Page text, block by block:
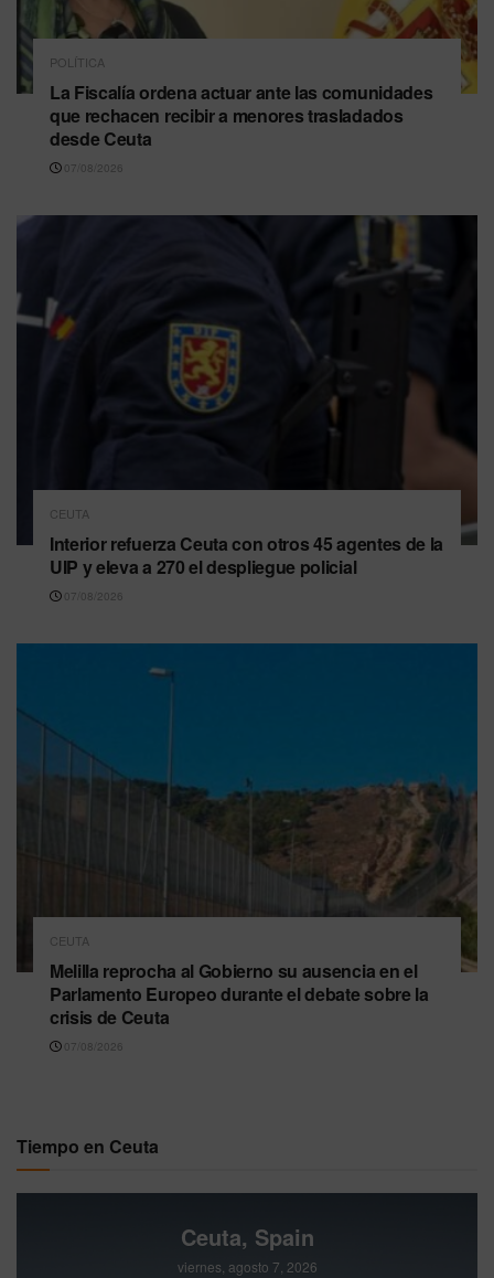
POLÍTICA
La Fiscalía ordena actuar ante las comunidades
que rechacen recibir a menores trasladados
desde Ceuta
07/08/2026
CEUTA
Interior refuerza Ceuta con otros 45 agentes de la
UIP y eleva a 270 el despliegue policial
07/08/2026
CEUTA
Melilla reprocha al Gobierno su ausencia en el
Parlamento Europeo durante el debate sobre la
crisis de Ceuta
07/08/2026
Tiempo en Ceuta
Ceuta, Spain
viernes, agosto 7, 2026